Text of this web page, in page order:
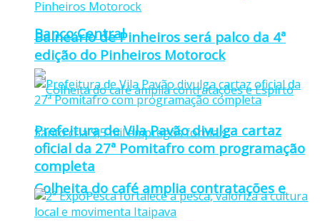
Banco Central
Colheita do café amplia contratações e
Balneário de Pinheiros será palco da 4ª
edição do Pinheiros Motorock
Prefeitura de Vila Pavão divulga cartaz
oficial da 27ª Pomitafro com programação
completa